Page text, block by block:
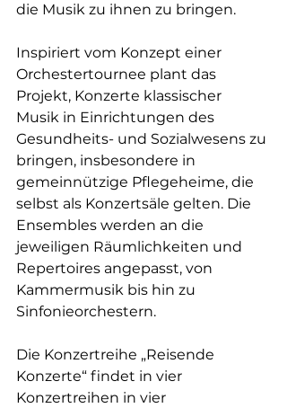
die Musik zu ihnen zu bringen.
Inspiriert vom Konzept einer
Orchestertournee plant das
Projekt, Konzerte klassischer
Musik in Einrichtungen des
Gesundheits- und Sozialwesens zu
bringen, insbesondere in
gemeinnützige Pflegeheime, die
selbst als Konzertsäle gelten. Die
Ensembles werden an die
jeweiligen Räumlichkeiten und
Repertoires angepasst, von
Kammermusik bis hin zu
Sinfonieorchestern.
Die Konzertreihe „Reisende
Konzerte“ findet in vier
Konzertreihen in vier